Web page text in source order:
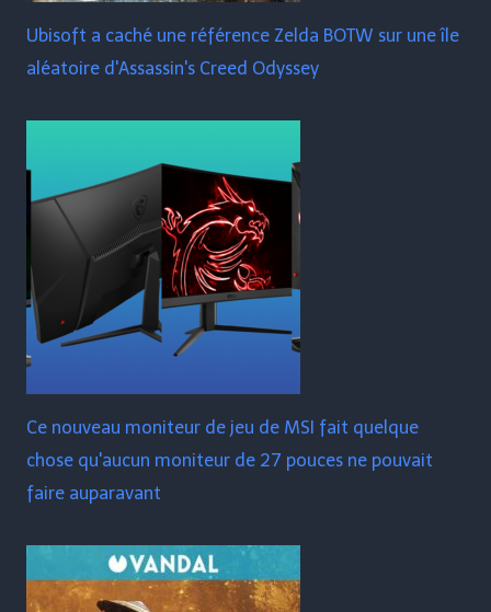
Ubisoft a caché une référence Zelda BOTW sur une île
aléatoire d'Assassin's Creed Odyssey
Ce nouveau moniteur de jeu de MSI fait quelque
chose qu'aucun moniteur de 27 pouces ne pouvait
faire auparavant